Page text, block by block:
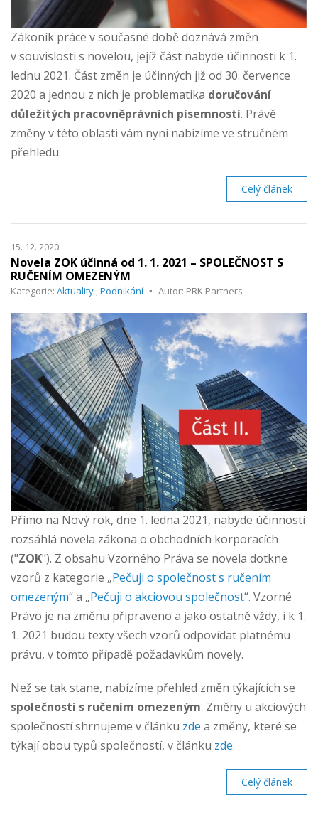
Zákoník práce v současné době doznává změn
v souvislosti s novelou, jejíž část nabyde účinnosti k 1.
lednu 2021. Část změn je účinných již od 30. července
2020 a jednou z nich je problematika doručování
důležitých pracovněprávních písemností. Právě
změny v této oblasti vám nyní nabízíme ve stručném
přehledu.
Celý článek
15. 12. 2020
Novela ZOK účinná od 1. 1. 2021 – SPOLEČNOST S
RUČENÍM OMEZENÝM
Kategorie: Aktuality ,Podnikání Autor: PRK Partners
Přímo na Nový rok, dne 1. ledna 2021, nabyde účinnosti
rozsáhlá novela zákona o obchodních korporacích
("ZOK"). Z obsahu Vzorného Práva se novela dotkne
vzorů z kategorie „Pečuji o společnost s ručením
omezeným“ a „Pečuji o akciovou společnost“. Vzorné
Právo je na změnu připraveno a jako ostatně vždy, i k 1.
1. 2021 budou texty všech vzorů odpovídat platnému
právu, v tomto případě požadavkům novely.
Než se tak stane, nabízíme přehled změn týkajících se
společnosti s ručením omezeným. Změny u akciových
společností shrnujeme v článku zde a změny, které se
týkají obou typů společností, v článku zde.
Celý článek